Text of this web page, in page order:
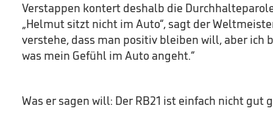
Verstappen kontert deshalb die
„Helmut sitzt nicht im Auto“, sagt der
verstehe, dass man positiv bleiben will, aber ich
was mein Gefühl im Auto angeht.“
Was er sagen will: Der RB21 ist einfach nicht gut